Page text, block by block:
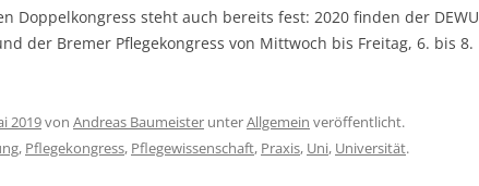
Doppelkongress steht auch bereits fest: 2020 finden der DEWU
der Bremer Pflegekongress von Mittwoch bis Freitag, 6. bis 8.
2019von Andreas Baumeister unterAllgemein veröffentlicht.
, Pflegekongress, Pflegewissenschaft, Praxis, Uni, Universität.